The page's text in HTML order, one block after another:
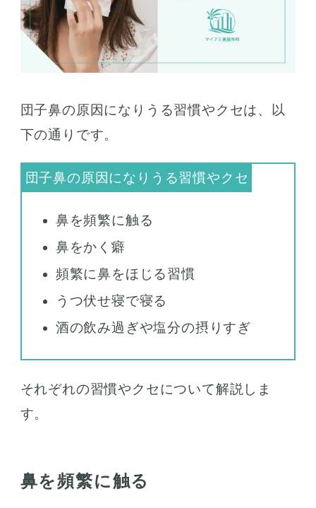
団子鼻の原因になりうる習慣やクセは、以
下の通りです。
鼻を頻繁に触る
鼻をかく癖
頻繁に鼻をほじる習慣
うつ伏せ寝で寝る
酒の飲み過ぎや塩分の摂りすぎ
それぞれの習慣やクセについて解説しま
す。
鼻を頻繁に触る